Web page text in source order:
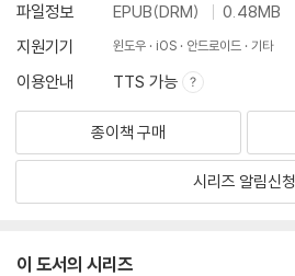
파일정보
EPUB(DRM)
0.48MB
지원기기
윈도우 iOS 안드로이드 기타
이용안내 TTS 가능
종이책 구매
시리즈 알림신청
이 도서의 시리즈